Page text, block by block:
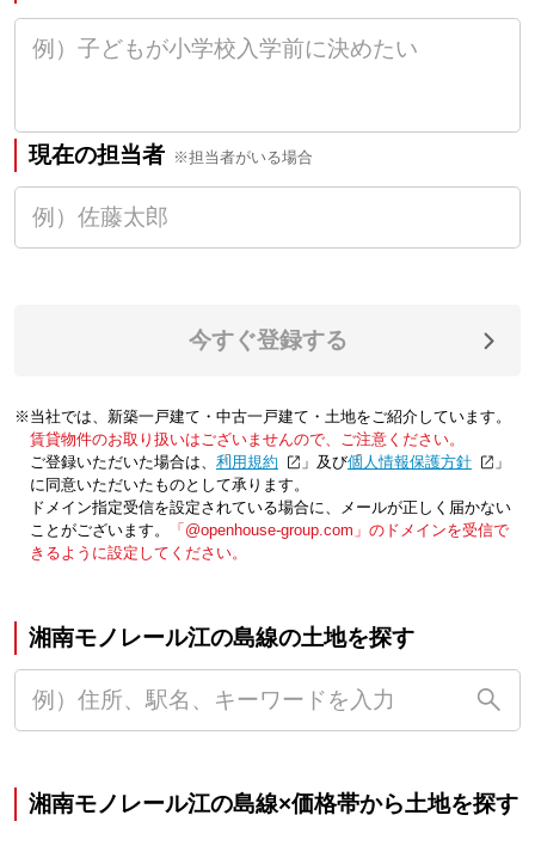
現在の担当者 ※担当者がいる場合
今すぐ登録する
※当社では、新築一戸建て・中古一戸建て・土地をご紹介しています。
賃貸物件のお取り扱いはございませんので、ご注意ください。
ご登録いただいた場合は、「利用規約 」及び「個人情報保護方針
」
に同意いただいたものとして承ります。
ドメイン指定受信を設定されている場合に、メールが正しく届かない
ことがございます。
「@openhouse-group.com」のドメインを受信で
きるように設定してください。
湘南モノレール江の島線の土地を探す
湘南モノレール江の島線×価格帯から土地を探す